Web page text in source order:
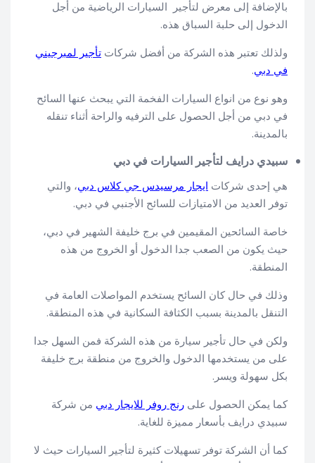
بالإضافة إلى معرض لتأجير السيارات الرياضية من أجل
الدخول إلى حلبة السباق هذه.
ولذلك تعتبر هذه الشركة من أفضل شركات تأجير لمبرجيني
في دبي.
وهو نوع من انواع السيارات الفخمة التي يبحث عنها السائح
في دبي من أجل الحصول على الترفيه والراحة أثناء تنقله
بالمدينة.
سبيدي درايف لتأجير السيارات في دبي
هي إحدى شركات ايجار مرسيدس جي كلاس دبي، والتي
توفر العديد من الامتيازات للسائح الأجنبي في دبي.
خاصة السائحين المقيمين في برج خليفة الشهير في دبي،
حيث يكون من الصعب جدا الدخول أو الخروج من هذه
المنطقة.
وذلك في حال كان السائح يستخدم المواصلات العامة في
التنقل بالمدينة بسبب الكثافة السكانية في هذه المنطقة.
ولكن في حال تأجير سيارة من هذه الشركة فمن السهل جدا
على من يستخدمها الدخول والخروج من منطقة برج خليفة
بكل سهولة ويسر.
كما يمكن الحصول على رنج روفر للايجار دبي من شركة
سبيدي درايف بأسعار مميزة للغاية.
كما أن الشركة توفر تسهيلات كثيرة لتأجير السيارات حيث لا